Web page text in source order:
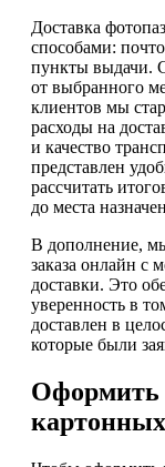
Доставка
способами:
пункты выдачи.
от выбранного
клиентов мы
расходы на
и качество
представлен
рассчитать
до места
В дополнение,
заказа онлайн с
доставки. Это
уверенность в
доставлен в
которые были
Оформить